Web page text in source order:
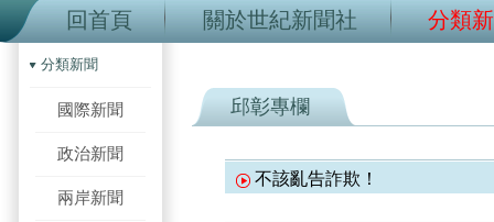
回首頁 關於世紀新聞社 分類
分類新聞
國際新聞
政治新聞
兩岸新聞
邱彰專欄
不該亂告詐欺！